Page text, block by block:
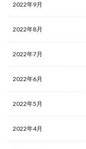
2022年9月
2022年8月
2022年7月
2022年6月
2022年5月
2022年4月